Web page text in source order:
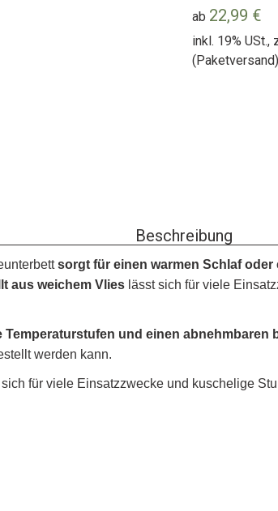
ab 22,99 €
inkl. 19% USt.,
(Paketversand)
Beschreibung
sorgt für einen warmen Schlaf oder
aus weichem Vlies lässt sich für viele
und einen abnehmbaren
werden kann.
für viele Einsatzzwecke und kuschelige